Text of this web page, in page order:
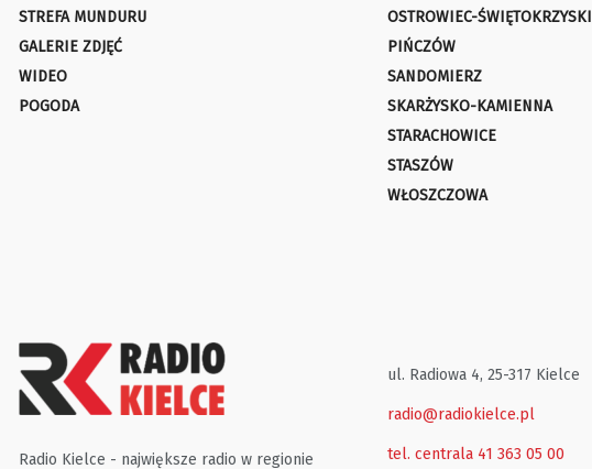
STREFA MUNDURU
GALERIE ZDJĘĆ
WIDEO
POGODA
OSTROWIEC-ŚWIĘTOKRZYSKI
PIŃCZÓW
SANDOMIERZ
SKARŻYSKO-KAMIENNA
STARACHOWICE
STASZÓW
WŁOSZCZOWA
Radio Kielce - największe radio w regionie
ul. Radiowa 4, 25-317 Kielce
radio@radiokielce.pl
tel. centrala 41 363 05 00